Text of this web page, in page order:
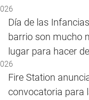
Día de las
barrio son mucho
lugar para hacer
Fire Station
convocatoria para